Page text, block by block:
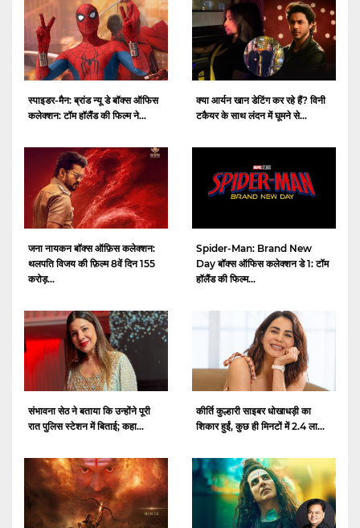
स्पाइडर-मैन: ब्रांड न्यू डे बॉक्स ऑफिस
कलेक्शन: टॉम हॉलैंड की फिल्म ने...
क्या आर्यन खान डेटिंग कर रहे हैं? विनी
टकैयर के साथ लंदन में घूमने से...
जना नायकन बॉक्स ऑफ़िस कलेक्शन:
थलपति विजय की फ़िल्म 8वें दिन 155
करोड़...
Spider-Man: Brand New
Day बॉक्स ऑफिस कलेक्शन डे 1: टॉम
हॉलैंड की फिल्म...
संभावना सेठ ने बताया कि उन्होंने पूरी
रात पुलिस स्टेशन में बिताई; कहा...
कीर्ति कुल्हारी साइबर धोखाधड़ी का
शिकार हुईं, कुछ ही मिनटों में 2.4 ला...